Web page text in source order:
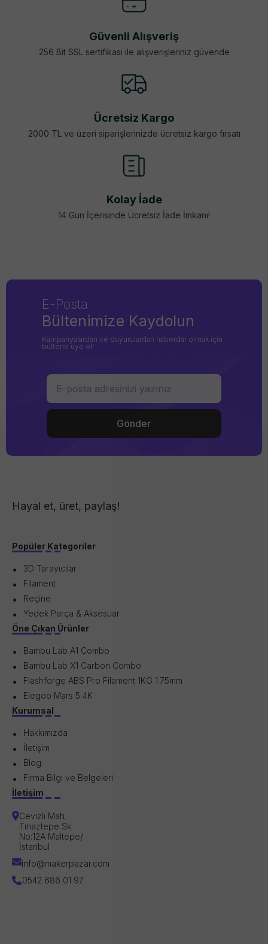
Güvenli Alışveriş
256 Bit SSL sertifikası ile alışverişleriniz güvende
Ücretsiz Kargo
2000 TL ve üzeri siparişlerinizde ücretsiz kargo fırsatı
Kolay İade
14 Gün İçerisinde Ücretsiz İade İmkanı!
E-Posta
Bültenimize Kaydolun
Kampanyalardan ve duyurulardan haberdar olmak için
bültene üye ol!
Hayal et, üret, paylaş!
Popüler Kategoriler
3D Tarayıcılar
Filament
Reçine
Yedek Parça & Aksesuar
Öne Çıkan Ürünler
Bambu Lab A1 Combo
Bambu Lab X1 Carbon Combo
Flashforge ABS Pro Filament 1KG 1.75mm
Elegoo Mars 5 4K
Kurumsal
Hakkımızda
İletişim
Blog
Firma Bilgi ve Belgeleri
İletişim
Cevizli Mah.
Tınaztepe Sk.
No:12A Maltepe/
İstanbul
info@makerpazar.com
0542 686 01 97